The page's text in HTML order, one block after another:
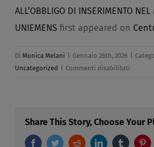
ALL’OBBLIGO DI INSERIMENTO NEL
UNIEMENS first appeared on
Di Monica Melani Gennaio 26th, 2026
Uncategorized
Commenti disabilitati
Share This Story, Choose Your
FacebookTwitterRedditLinkedInTumblr